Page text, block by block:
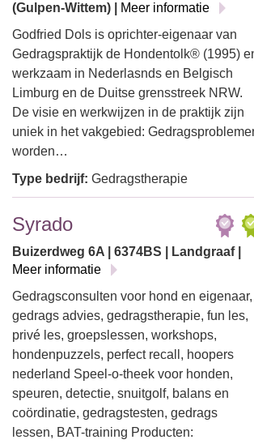
(Gulpen-Wittem) |
Meer informatie
Godfried Dols is oprichter-eigenaar van
Gedragspraktijk de Hondentolk® (1995)
werkzaam in Nederlasnds en Belgisch
Limburg en de Duitse grensstreek NRW.
De visie en werkwijzen in de praktijk zijn
uniek in het vakgebied:
worden…
Type bedrijf: Gedragstherapie
Syrado
Buizerdweg 6A | 6374BS | Landgraaf |
Meer informatie
Gedragsconsulten voor hond en eigenaar,
gedrags advies, gedragstherapie, fun les,
privé les, groepslessen, workshops,
hondenpuzzels, perfect recall, hoopers
nederland Speel-o-theek voor honden,
speuren, detectie, snuitgolf, balans en
coördinatie, gedragstesten, gedrags
lessen, BAT-training Producten: